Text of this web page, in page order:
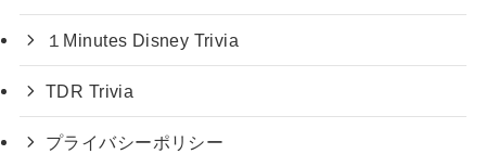
１Minutes Disney Trivia
TDR Trivia
プライバシーポリシー